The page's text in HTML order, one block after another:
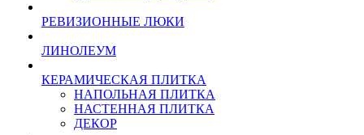
РЕВИЗИОННЫЕ ЛЮКИ
ЛИНОЛЕУМ
КЕРАМИЧЕСКАЯ ПЛИТКА
НАПОЛЬНАЯ ПЛИТКА
НАСТЕННАЯ ПЛИТКА
ДЕКОР